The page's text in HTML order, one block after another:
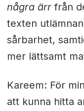
några ärrfrån
texten
sårbarhet,
mer lättsamt
Kareem: För
att kunna hitta